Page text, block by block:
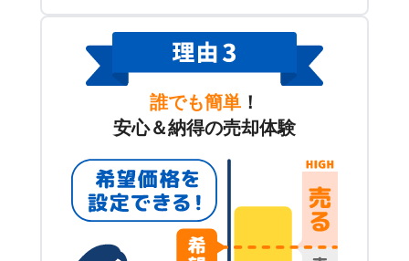
誰でも簡単 ！
安心＆納得の売却体験